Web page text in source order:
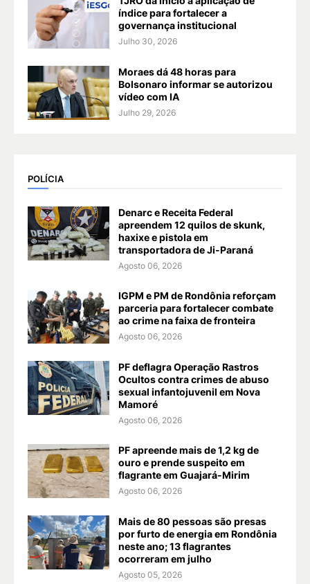
índice para fortalecer a
governança institucional
Julho 30, 2026
Moraes dá 48 horas para
Bolsonaro informar se autorizou
vídeo com IA
Julho 29, 2026
POLÍCIA
Denarc e Receita Federal
apreendem 12 quilos de skunk,
haxixe e pistola em
transportadora de Ji-Paraná
Agosto 06, 2026
IGPM e PM de Rondônia reforçam
parceria para fortalecer combate
ao crime na faixa de fronteira
Agosto 06, 2026
PF deflagra Operação Rastros
Ocultos contra crimes de abuso
sexual infantojuvenil em Nova
Mamoré
Agosto 06, 2026
PF apreende mais de 1,2 kg de
ouro e prende suspeito em
flagrante em Guajará-Mirim
Agosto 06, 2026
Mais de 80 pessoas são presas
por furto de energia em Rondônia
neste ano; 13 flagrantes
ocorreram em julho
Agosto 05, 2026